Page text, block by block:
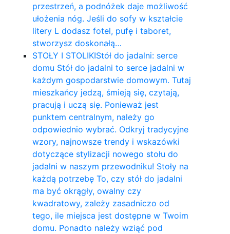
przestrzeń, a podnóżek daje możliwość
ułożenia nóg. Jeśli do sofy w kształcie
litery L dodasz fotel, pufę i taboret,
stworzysz doskonałą…
STOŁY I STOLIKIStół do jadalni: serce
domu Stół do jadalni to serce jadalni w
każdym gospodarstwie domowym. Tutaj
mieszkańcy jedzą, śmieją się, czytają,
pracują i uczą się. Ponieważ jest
punktem centralnym, należy go
odpowiednio wybrać. Odkryj tradycyjne
wzory, najnowsze trendy i wskazówki
dotyczące stylizacji nowego stołu do
jadalni w naszym przewodniku! Stoły na
każdą potrzebę To, czy stół do jadalni
ma być okrągły, owalny czy
kwadratowy, zależy zasadniczo od
tego, ile miejsca jest dostępne w Twoim
domu. Ponadto należy wziąć pod